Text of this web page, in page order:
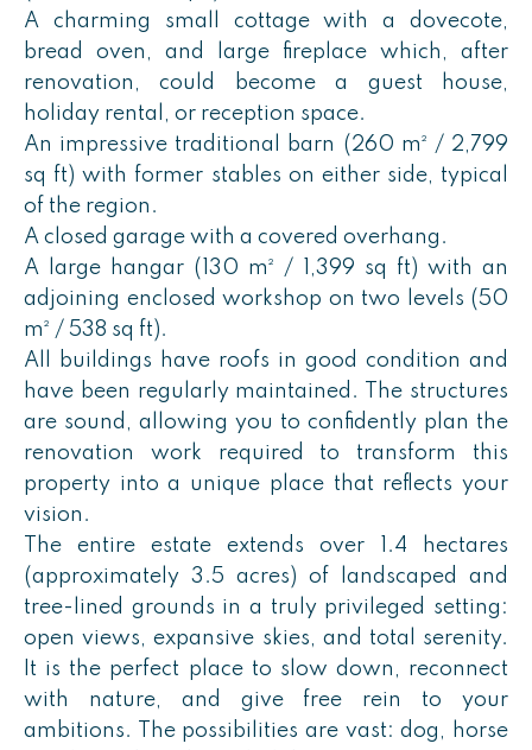
A charming small cottage with a dovecote,
bread oven, and large fireplace which, after
renovation, could become a guest house,
holiday rental, or reception space.
An impressive traditional barn (260 m² / 2,799
sq ft) with former stables on either side, typical
of the region.
A closed garage with a covered overhang.
A large hangar (130 m² / 1,399 sq ft) with an
adjoining enclosed workshop on two levels (50
m² / 538 sq ft).
All buildings have roofs in good condition and
have been regularly maintained. The structures
are sound, allowing you to confidently plan the
renovation work required to transform this
property into a unique place that reflects your
vision.
The entire estate extends over 1.4 hectares
(approximately 3.5 acres) of landscaped and
tree-lined grounds in a truly privileged setting:
open views, expansive skies, and total serenity.
It is the perfect place to slow down, reconnect
with nature, and give free rein to your
ambitions. The possibilities are vast: dog, horse